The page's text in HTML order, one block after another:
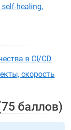
self-healing,
в CI/CD
скорость
баллов)